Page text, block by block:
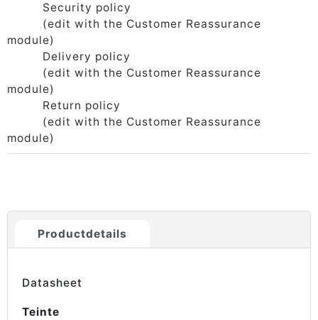
Security policy
(edit with the Customer Reassurance
module)
Delivery policy
(edit with the Customer Reassurance
module)
Return policy
(edit with the Customer Reassurance
module)
Productdetails
Datasheet
Teinte